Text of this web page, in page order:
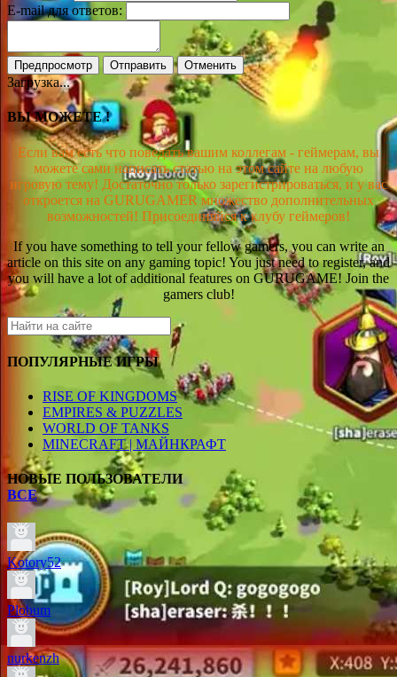
E-mail для ответов:
Загрузка...
ВЫ МОЖЕТЕ !
Если вам есть что поведать вашим коллегам - геймерам, вы
можете сами написать статью на этом сайте на любую
игровую тему! Достаточно только зарегистрироваться, и у вас
откроется на GURUGAMER множество дополнительных
возможностей! Присоединяйся к клубу геймеров!
If you have something to tell your fellow gamers, you can write an
article on this site on any gaming topic! You just need to register, and
you will have a lot of additional features on GURUGAME! Join the
gamers club!
ПОПУЛЯРНЫЕ ИГРЫ
RISE OF KINGDOMS
EMPIRES & PUZZLES
WORLD OF TANKS
MINECRAFT | МАЙНКРАФТ
НОВЫЕ ПОЛЬЗОВАТЕЛИ
ВСЕ
Kotory52
Plobum
nurkenzh